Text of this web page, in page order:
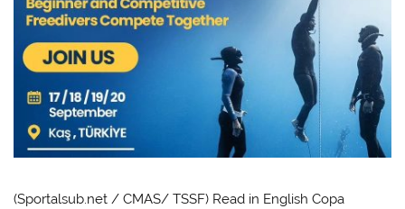
(Sportalsub.net / CMAS/ TSSF) Read in English Copa